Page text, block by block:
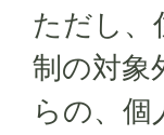
ただし、
制の対象
らの、